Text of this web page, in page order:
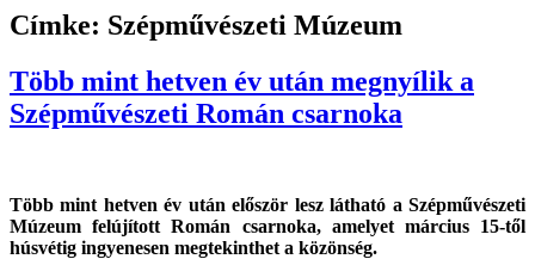
Címke: Szépművészeti Múzeum
Több mint hetven év után megnyílik a
Szépművészeti Román csarnoka
Több mint hetven év után először lesz látható a Szépművészeti
Múzeum felújított Román csarnoka, amelyet március 15-től
húsvétig ingyenesen megtekinthet a közönség.